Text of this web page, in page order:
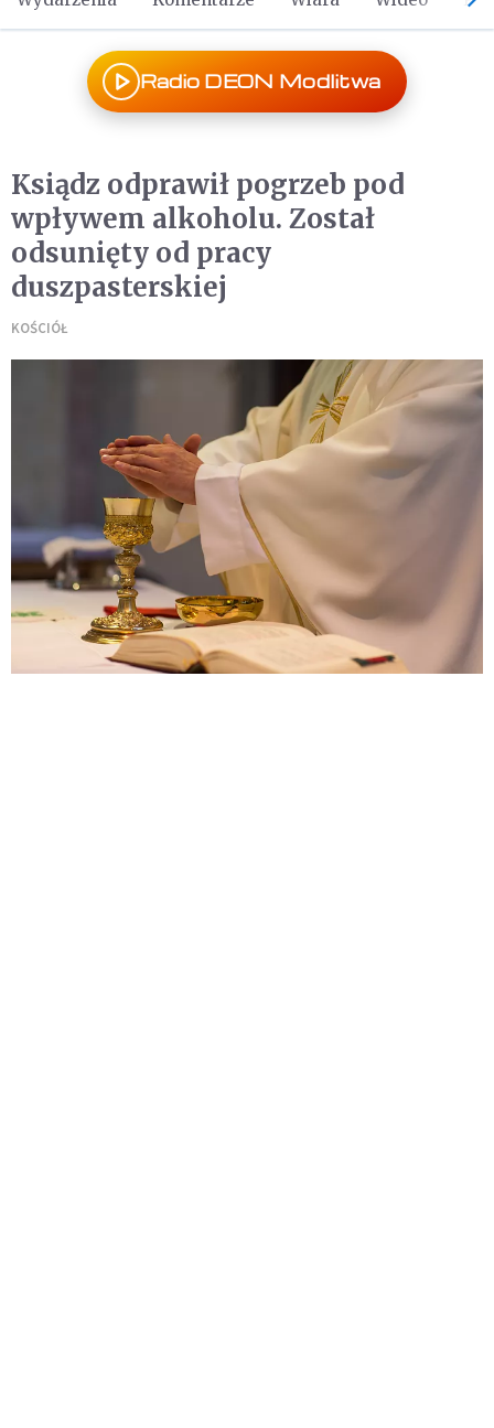
Radio DEON Modlitwa
Ksiądz odprawił pogrzeb pod
wpływem alkoholu. Został
odsunięty od pracy
duszpasterskiej
KOŚCIÓŁ